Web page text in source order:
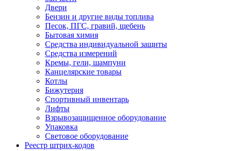
Двери
Бензин и другие виды топлива
Песок, ПГС, гравий, щебень
Бытовая химия
Средства индивидуальной защиты
Средства измерений
Кремы, гели, шампуни
Канцелярские товары
Котлы
Бижутерия
Спортивный инвентарь
Лифты
Взрывозащищенное оборудование
Упаковка
Световое оборудование
Реестр штрих-кодов